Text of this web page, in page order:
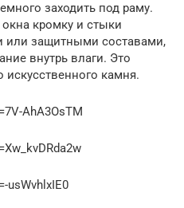
заходить под раму.
кромку и стыки
или защитными составами,
внутрь влаги. Это
искусственного камня.
AhA3OsTM
usWvhlxIE0